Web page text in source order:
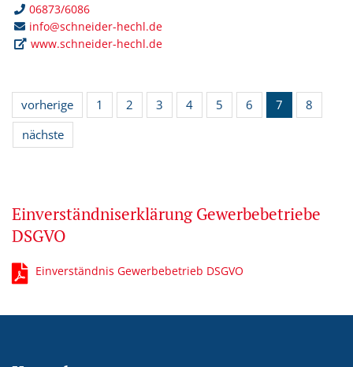
06873/6086
info@schneider-hechl.de
www.schneider-hechl.de
vorherige 1 2 3 4 5 6 7
8
nächste
Einverständniserklärung Gewerbebetriebe
DSGVO
Einverständnis Gewerbebetrieb DSGVO